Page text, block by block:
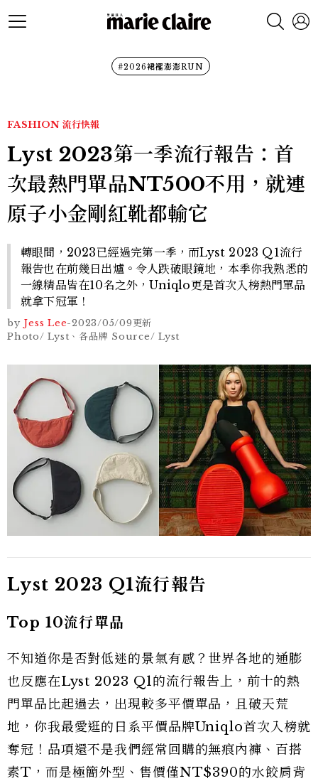
#2026裙襬澎澎RUN
FASHION 流行快報
Lyst 2023第一季流行報告：首
次最熱門單品NT500不用，就連
原子小金剛紅靴都輸它
轉眼間，2023已經過完第一季，而Lyst 2023 Q1流行
報告也在前幾日出爐。令人跌破眼鏡地，本季你我熟悉的
一線精品皆在10名之外，Uniqlo更是首次入榜熱門單品
就拿下冠軍！
by Jess Lee-2023/05/09更新
Photo/ Lyst、各品牌 Source/ Lyst
Lyst 2023 Q1流行報告
Top 10流行單品
不知道你是否對低迷的景氣有感？世界各地的通膨
也反應在Lyst 2023 Q1的流行報告上，前十的熱
門單品比起過去，出現較多平價單品，且破天荒
地，你我最愛逛的日系平價品牌Uniqlo首次入榜就
奪冠！品項還不是我們經常回購的無痕內褲、百搭
素T，而是極簡外型、售價僅NT$390的水餃肩背